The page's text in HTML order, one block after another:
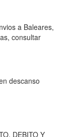
a Baleares,
consultar
descanso
DEBITO Y